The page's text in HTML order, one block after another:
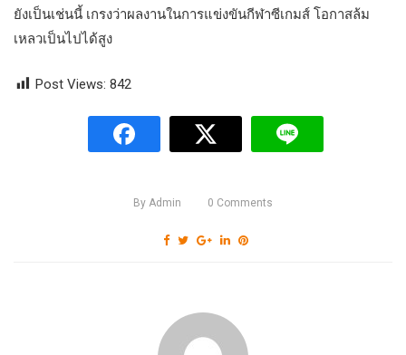
ยังเป็นเช่นนี้ เกรงว่าผลงานในการแข่งขันกีฬาซีเกมส์ โอกาสล้ม
เหลวเป็นไปได้สูง
Post Views: 842
By Admin 0 Comments